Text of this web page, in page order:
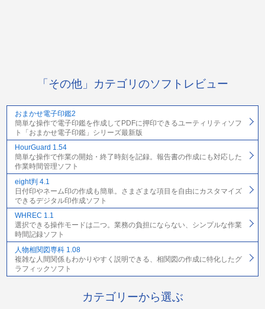
「その他」カテゴリのソフトレビュー
おまかせ電子印鑑2
簡単な操作で電子印鑑を作成してPDFに押印できるユーティリティソフ
ト「おまかせ電子印鑑」シリーズ最新版
HourGuard 1.54
簡単な操作で作業の開始・終了時刻を記録。報告書の作成にも対応した
作業時間管理ソフト
eight判 4.1
日付印やネーム印の作成も簡単。さまざまな項目を自由にカスタマイズ
できるデジタル印作成ソフト
WHREC 1.1
選択できる操作モードは二つ。業務の負担にならない、シンプルな作業
時間記録ソフト
人物相関図専科 1.08
複雑な人間関係もわかりやすく説明できる、相関図の作成に特化したグ
ラフィックソフト
カテゴリーから選ぶ